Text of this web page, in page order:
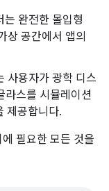
는 완전한 몰입형
상 공간에서 앱의
사용자가 광학 디스
라스를 시뮬레이션
제공합니다.
필요한 모든 것을